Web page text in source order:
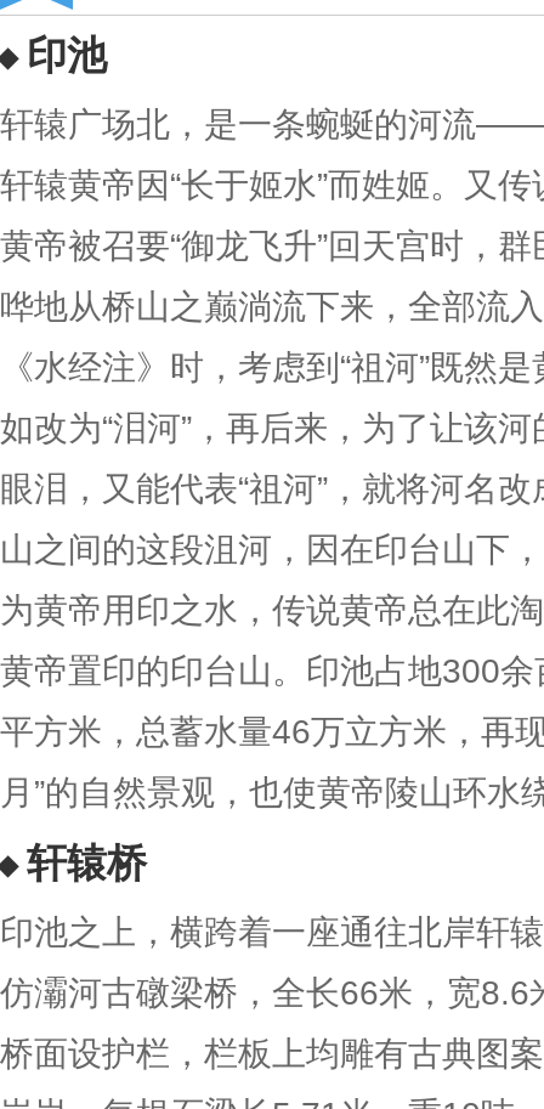
印池
轩辕广场北，是一条蜿蜒的河流——
轩辕黄帝因“长于姬水”而姓姬。又
黄帝被召要“御龙飞升”回天宫时，
哗地从桥山之巅淌流下来，全部流
《水经注》时，考虑到“祖河”既然
如改为“泪河”，再后来，为了让该
眼泪，又能代表“祖河”，就将河名
山之间的这段沮河，因在印台山下
为黄帝用印之水，传说黄帝总在此
黄帝置印的印台山。印池占地300
平方米，总蓄水量46万立方米，再
月”的自然景观，也使黄帝陵山环水
轩辕桥
印池之上，横跨着一座通往北岸轩
仿灞河古礅梁桥，全长66米，宽
桥面设护栏，栏板上均雕有古典图